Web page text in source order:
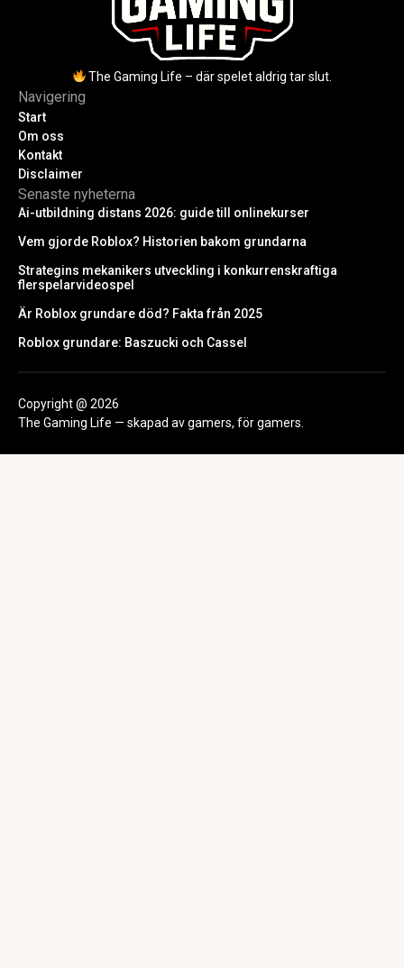
The Gaming Life – där spelet aldrig tar slut.
Navigering
Start
Om oss
Kontakt
Disclaimer
Senaste nyheterna
Ai-utbildning distans 2026: guide till onlinekurser
Vem gjorde Roblox? Historien bakom grundarna
Strategins mekanikers utveckling i konkurrenskraftiga
flerspelarvideospel
Är Roblox grundare död? Fakta från 2025
Roblox grundare: Baszucki och Cassel
Copyright @ 2026
The Gaming Life — skapad av gamers, för gamers.